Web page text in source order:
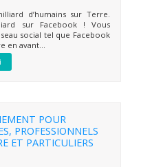
d’humains sur Terre.
sur Facebook ! Vous
social tel que Facebook
avant...
POUR
PROFESSIONNELS
ET PARTICULIERS